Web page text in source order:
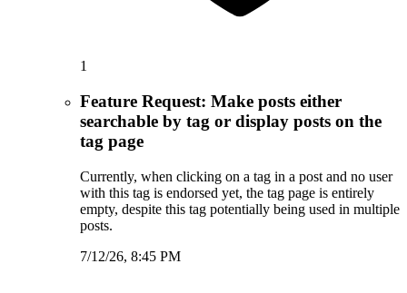
1
Feature Request: Make posts either
searchable by tag or display posts on the
tag page
Currently, when clicking on a tag in a post and no user
with this tag is endorsed yet, the tag page is entirely
empty, despite this tag potentially being used in multiple
posts.
7/12/26, 8:45 PM